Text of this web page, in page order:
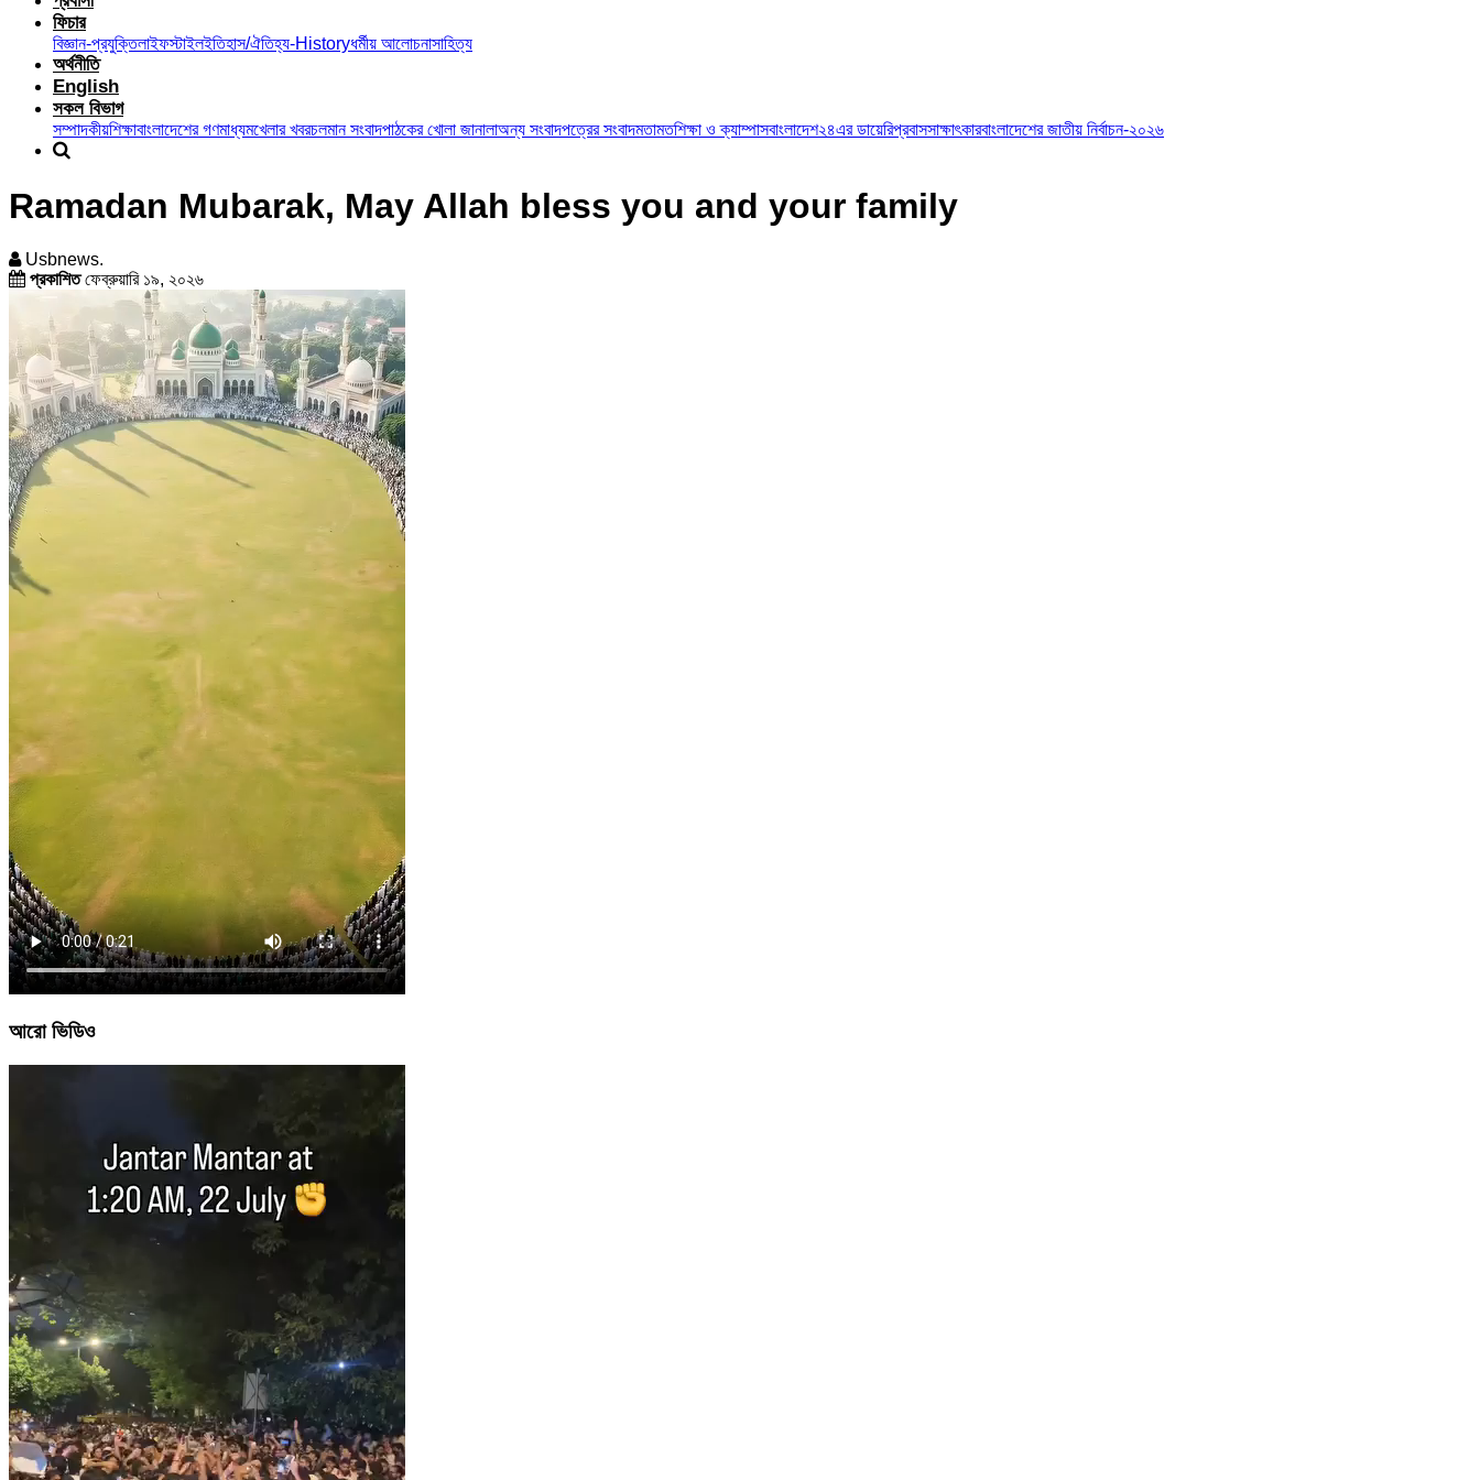
ফিচার
বিজ্ঞান-প্রযুক্তিলাইফস্টাইলইতিহাস/ঐতিহ্য-Historyধর্মীয় আলোচনাসাহিত্য
অর্থনীতি
English
সকল বিভাগ
সম্পাদকীয়শিক্ষাবাংলাদেশের গণমাধ্যমখেলার খবরচলমান সংবাদপাঠকের খোলা জানালাঅন্য সংবাদপত্রের সংবাদমতামতশিক্ষা ও ক্যাম্পাসবাংলাদেশ২৪এর ডায়েরিপ্রবাসসাক্ষাৎকারবাংলাদেশের জাতীয় নির্বাচন-২০২৬
Ramadan Mubarak, May Allah bless you and your family
Usbnews.
প্রকাশিতফেব্রুয়ারি ১৯, ২০২৬
আরো ভিডিও